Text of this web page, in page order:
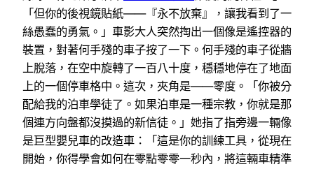
「但你的後視鏡貼紙——『永不放棄』，讓我看到了一
絲愚蠢的勇氣。」車影大人突然掏出一個像是遙控器的
裝置，對著何手殘的車子按了一下。何手殘的車子從牆
上脫落，在空中旋轉了一百八十度，穩穩地停在了地面
上的一個停車格中。這次，夾角是——零度。「你被分
配給我的泊車學徒了。如果泊車是一種宗教，你就是那
個連方向盤都沒摸過的新信徒。」她指了指旁邊一輛像
是巨型嬰兒車的改造車：「這是你的訓練工具，從現在
開始，你得學會如何在零點零零一秒內，將這輛車精準